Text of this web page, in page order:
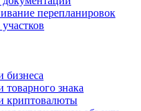
перепланировок
бизнеса
товарного знака
криптовалюты